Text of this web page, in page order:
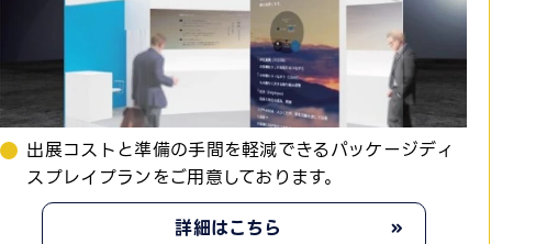
出展コストと準備の手間を軽減できるパッケージディ
スプレイプランをご用意しております。
詳細はこちら